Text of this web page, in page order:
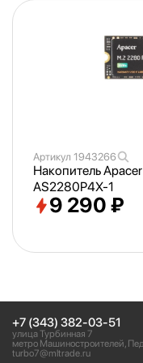
Артикул 1943266
Накопитель
AS2280P4X-1
9 290 ₽
+7 (343) 382-03-51
улица Турбинная 7
метро Машиностроителей,
turbo7@mltrade.ru